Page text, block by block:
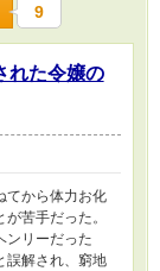
9
れた令嬢の
てから体力お化
苦手だった。
ンリーだった
誤解され、窮地